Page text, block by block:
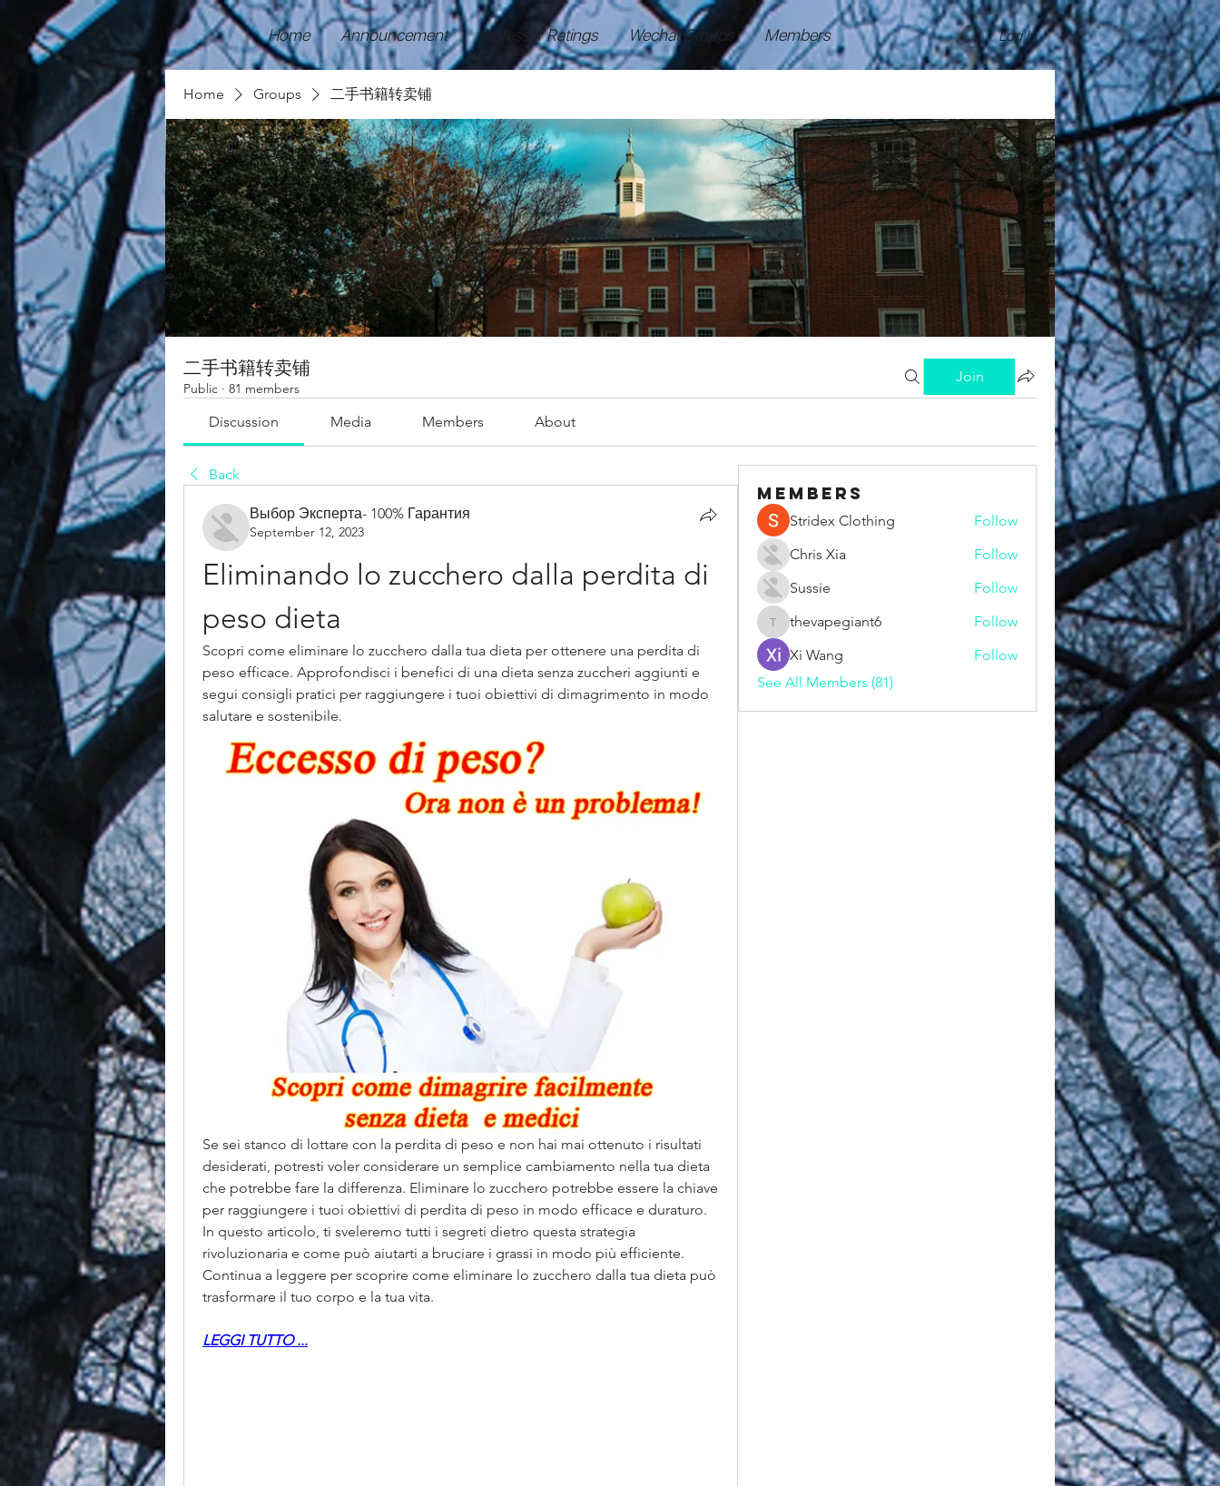
Home Announcement Professor Ratings Wechat Groups Members Log In
Home Groups 二手书籍转卖铺
二手书籍转卖铺
Public · 81 members
Join
Discussion Media Members About
Back
Выбор Эксперта- 100% Гарантия
September 12, 2023
Eliminando lo zucchero dalla perdita di
peso dieta
Scopri come eliminare lo zucchero dalla tua dieta per ottenere una perdita di
peso efficace. Approfondisci i benefici di una dieta senza zuccheri aggiunti e
segui consigli pratici per raggiungere i tuoi obiettivi di dimagrimento in modo
salutare e sostenibile.
Se sei stanco di lottare con la perdita di peso e non hai mai ottenuto i risultati
desiderati, potresti voler considerare un semplice cambiamento nella tua dieta
che potrebbe fare la differenza. Eliminare lo zucchero potrebbe essere la chiave
per raggiungere i tuoi obiettivi di perdita di peso in modo efficace e duraturo.
In questo articolo, ti sveleremo tutti i segreti dietro questa strategia
rivoluzionaria e come può aiutarti a bruciare i grassi in modo più efficiente.
Continua a leggere per scoprire come eliminare lo zucchero dalla tua dieta può
trasformare il tuo corpo e la tua vita.
LEGGI TUTTO ...
Members
Stridex Clothing
Follow
Chris Xia
Follow
Sussie
Follow
thevapegiant6
thevapegiant6
Follow
Xi Wang
Follow
See All Members (81)